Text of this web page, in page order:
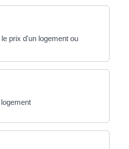
prix d'un logement ou